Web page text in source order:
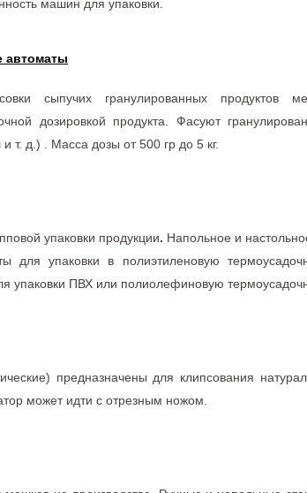
машин для упаковки.
автоматы
сыпучих гранулированных продуктов
дозировкой продукта. Фасуют
т. д.) . Масса дозы от 500 гр до 5 кг.
упаковки продукции. Напольное и
для упаковки в полиэтиленовую
упаковки ПВХ или полиолефиновую
предназначены для клипсования
может идти с отрезным ножом.